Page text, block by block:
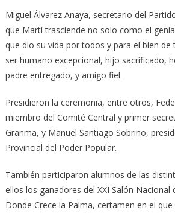
Miguel Álvarez Anaya, secretario del
que Martí trasciende no solo como el
que dio su vida por todos y para el bien
ser humano excepcional, hijo sacrificado,
padre en­­­­­­tregado, y amigo fiel.
Presidieron la ceremonia, entre otros,
miembro del Comité Cen­tral y primer
Granma, y Manuel Santiago Sobrino,
Provincial del Poder Popular.
También participaron alum­­nos de las
ellos los ganadores del XXI Salón Nacional
Don­­de Crece la Palma, certamen en el